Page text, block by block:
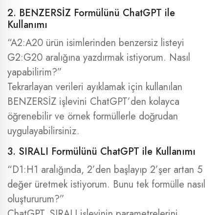
2. BENZERSİZ Formülünü ChatGPT ile
Kullanımı
“A2:A20 ürün isimlerinden benzersiz listeyi
G2:G20 aralığına yazdırmak istiyorum. Nasıl
yapabilirim?”
Tekrarlayan verileri ayıklamak için kullanılan
BENZERSİZ işlevini ChatGPT’den kolayca
öğrenebilir ve örnek formüllerle doğrudan
uygulayabilirsiniz.
3. SIRALI Formülünü ChatGPT ile Kullanımı
“D1:H1 aralığında, 2’den başlayıp 2’şer artan 5
değer üretmek istiyorum. Bunu tek formülle nasıl
oluştururum?”